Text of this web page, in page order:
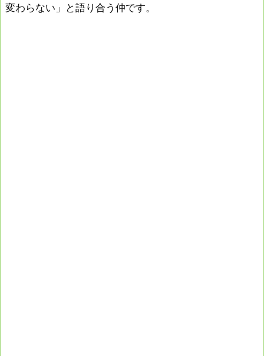
変わらない」と語り合う仲です。